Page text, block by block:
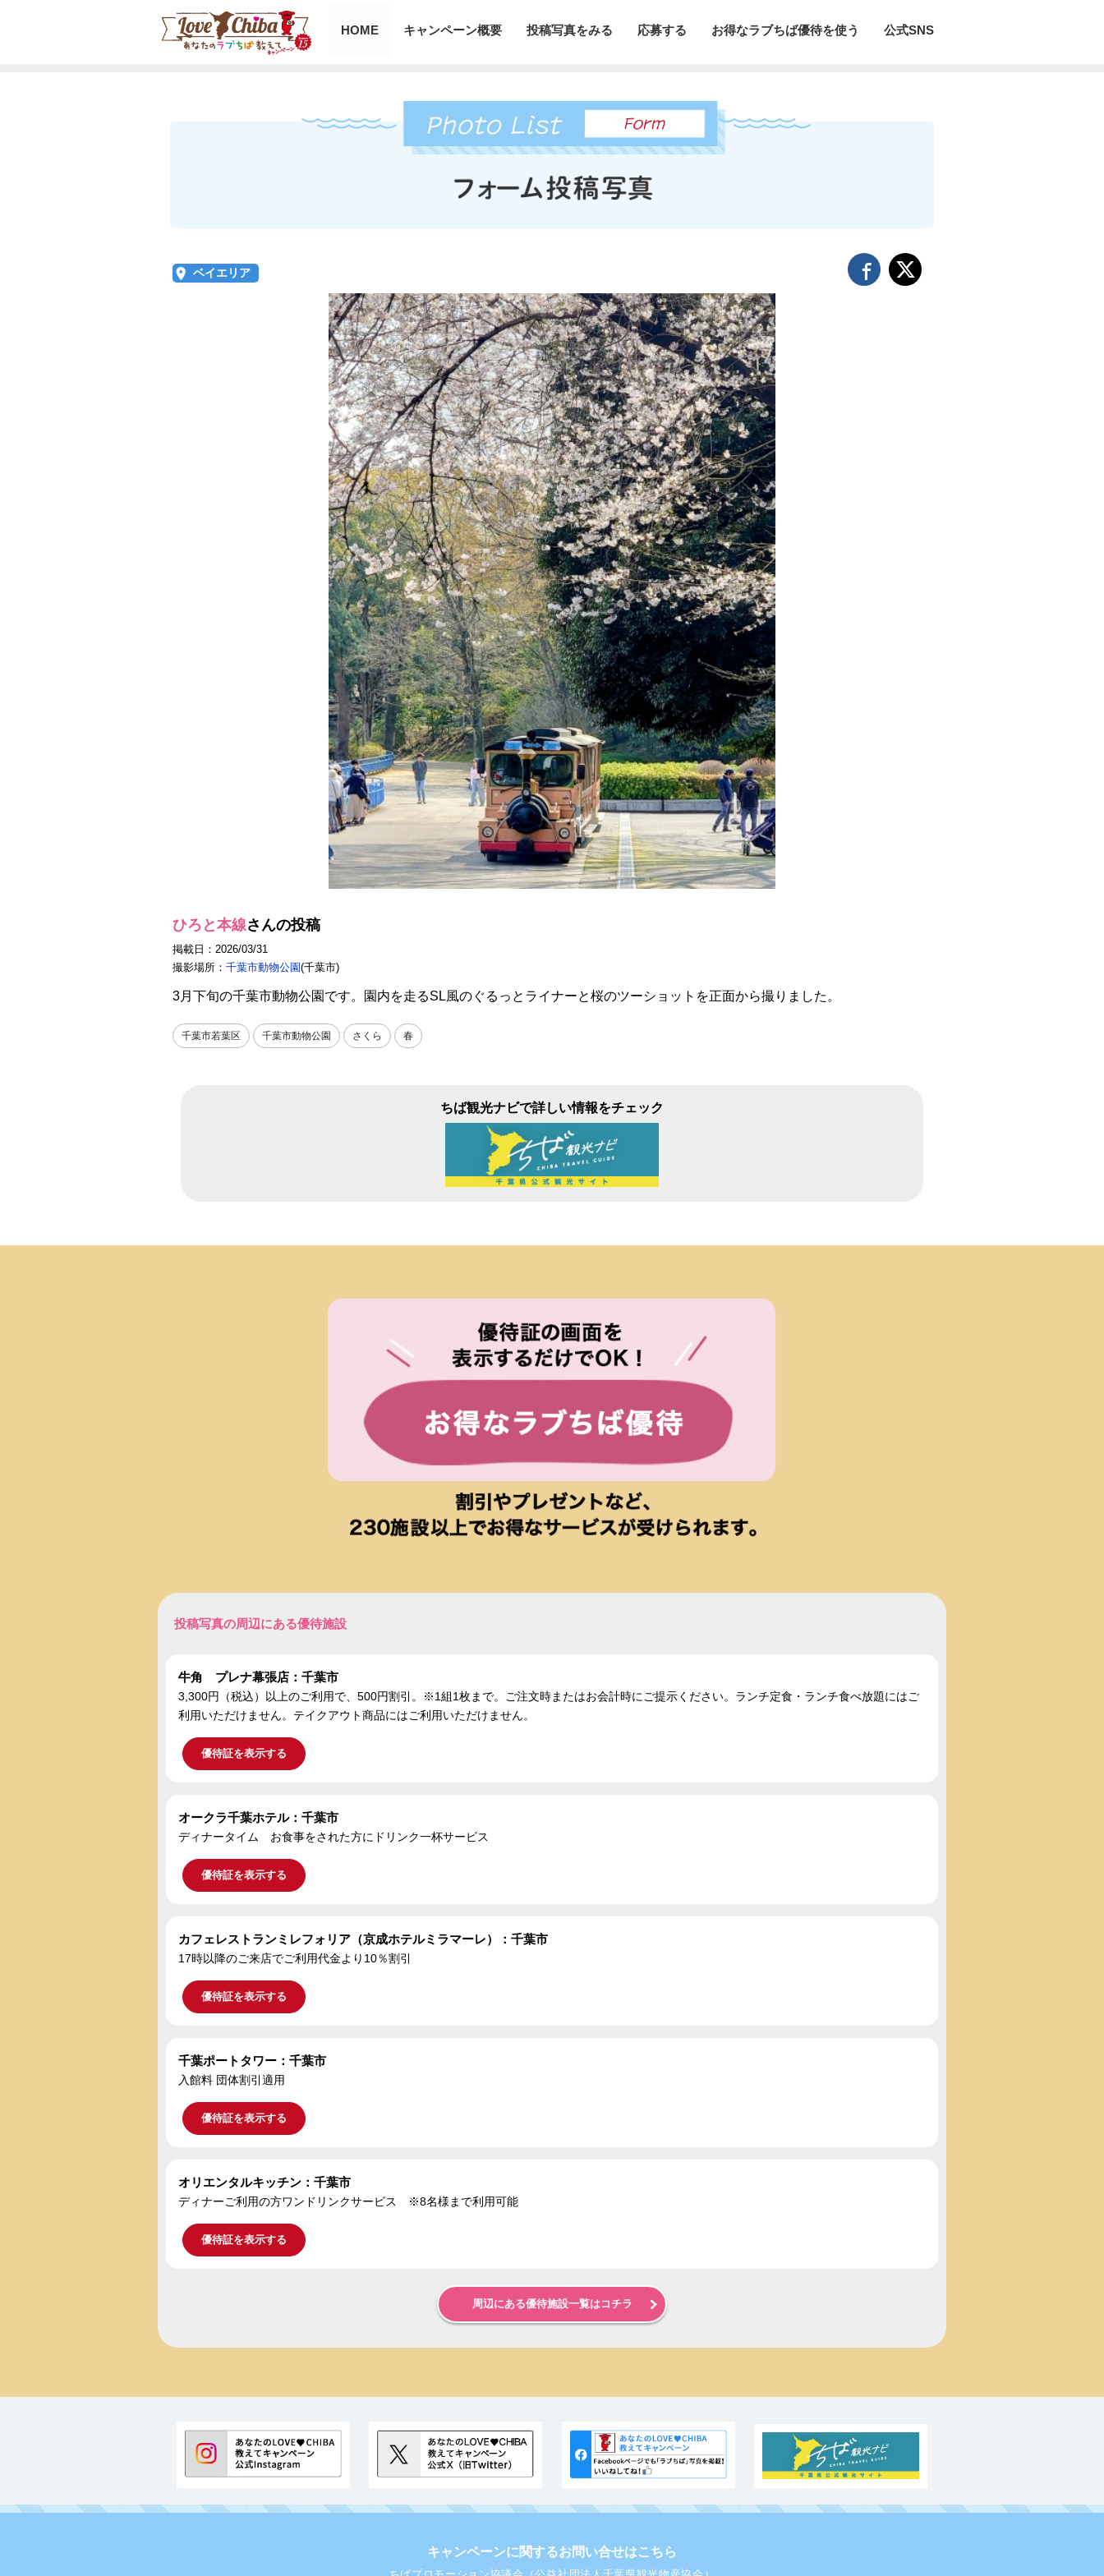
HOME キャンペーン概要 投稿写真をみる 応募する お得なラブちば優待を使う 公式SNS
ベイエリア
ひろと本線さんの投稿
掲載日：2026/03/31
撮影場所： 千葉市動物公園(千葉市)
3月下旬の千葉市動物公園です。園内を走るSL風のぐるっとライナーと桜のツーショットを正面から撮りました。
千葉市若葉区 千葉市動物公園 さくら 春
ちば観光ナビで詳しい情報をチェック
投稿写真の周辺にある優待施設
牛角 プレナ幕張店：千葉市
3,300円（税込）以上のご利用で、500円割引。※1組1枚まで。ご注文時またはお会計時にご提示ください。ランチ定食・ランチ食べ放題にはご
利用いただけません。テイクアウト商品にはご利用いただけません。
優待証を表示する
オークラ千葉ホテル：千葉市
ディナータイム お食事をされた方にドリンク一杯サービス
優待証を表示する
カフェレストランミレフォリア（京成ホテルミラマーレ）：千葉市
17時以降のご来店でご利用代金より10％割引
優待証を表示する
千葉ポートタワー：千葉市
入館料 団体割引適用
優待証を表示する
オリエンタルキッチン：千葉市
ディナーご利用の方ワンドリンクサービス ※8名様まで利用可能
優待証を表示する
周辺にある優待施設一覧はコチラ
キャンペーンに関するお問い合せはこちら